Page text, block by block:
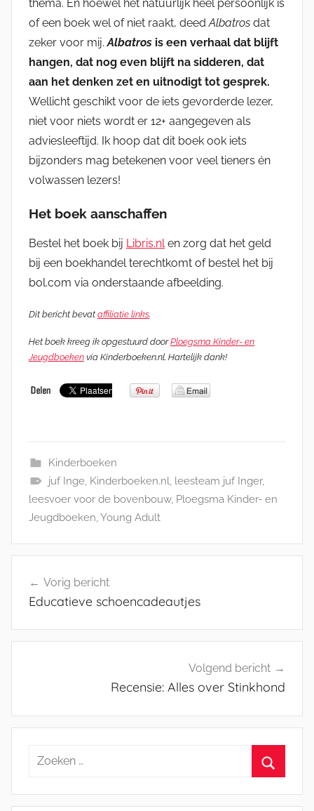
thema. En hoewel het natuurlijk heel persoonlijk is
of een boek wel of niet raakt, deedAlbatros dat
zeker voor mij.Albatros is een verhaal dat blijft
hangen, dat nog even blijft na sidderen, dat
aan het denken zet en uitnodigt tot gesprek.
Wellicht geschikt voor de iets gevorderde lezer,
niet voor niets wordt er 12+ aangegeven als
adviesleeftijd. Ik hoop dat dit boek ook iets
bijzonders mag betekenen voor veel tieners én
volwassen lezers!
Het boek aanschaffen
Bestel het boek bij Libris.nlen zorg dat het geld
bij een boekhandel terechtkomt of bestel het bij
bol.com via onderstaande afbeelding.
Dit bericht bevat affiliatie links.
Het boek kreeg ik opgestuurd doorPloegsma Kinder- en
Jeugdboeken via Kinderboeken.nl. Hartelijk dank!
Kinderboeken
juf Inge, Kinderboeken.nl, leesteam juf Inger,
leesvoer voor de bovenbouw, Ploegsma Kinder- en
Jeugdboeken,Young Adult
navigatie
Vorig bericht
Educatieve schoencadeautjes
Volgend bericht
Recensie: Alles over Stinkhond
Zoeken